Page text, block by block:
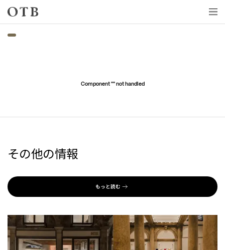
Skip to main content
Component "" not handled
その他の情報
もっと読む